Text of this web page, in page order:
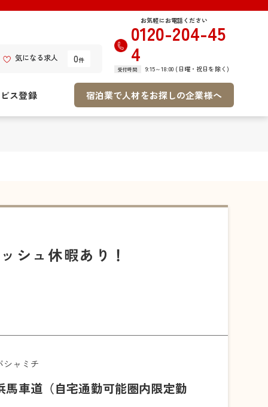
気になる求人 0件
お気軽にお電話ください
0120-204-45
4
受付時間 9:15～18:00 (日曜・祝日を除く)
ス登録 宿泊業で人材をお探しの企業様へ
シュ休暇あり！
ャミチ
馬車道（自宅通勤可能圏内限定勤